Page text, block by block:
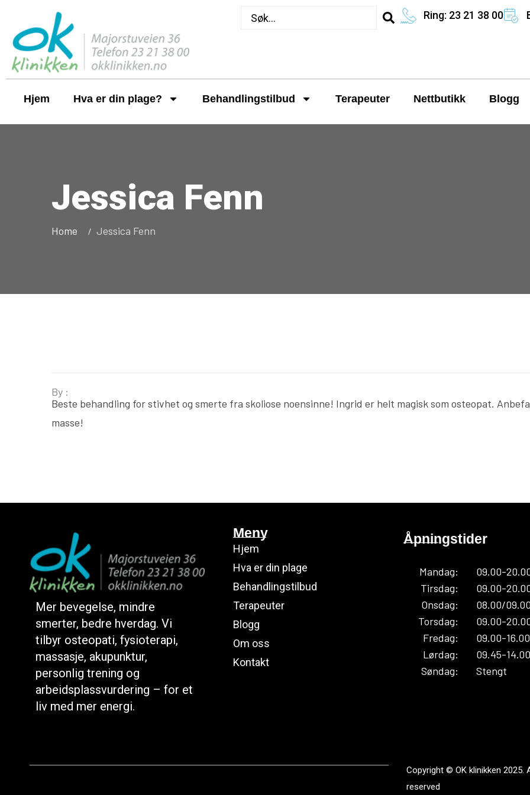
Ring: 23 21 38 00
Hjem Hva er din plage? Behandlingstilbud Terapeuter Nettbutikk Blogg
Jessica Fenn
Home Jessica Fenn
By :
Beste behandling for stivhet og smerte fra skoliose noensinne! Ingrid er helt magisk som osteopat.
masse!
Mer bevegelse, mindre
smerter, bedre hverdag. Vi
tilbyr osteopati, fysioterapi,
massasje, akupunktur,
personlig trening og
arbeidsplassvurdering – for et
liv med mer energi.
Meny
Hjem
Hva er din plage
Behandlingstilbud
Terapeuter
Blogg
Om oss
Kontakt
Åpningstider
Mandag:
Tirsdag:
Onsdag:
Torsdag:
Fredag:
Lørdag:
Søndag:
09.00-
09.00-
08.00/
09.00-
09.00-16.00
09.45-
Stengt
Copyright © OK klinikken 2025.
reserved